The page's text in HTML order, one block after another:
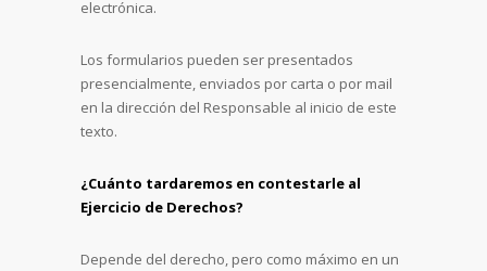
electrónica.
Los formularios pueden ser presentados
presencialmente, enviados por carta o por mail
en la dirección del Responsable al inicio de este
texto.
¿Cuánto tardaremos en contestarle al
Ejercicio de Derechos?
Depende del derecho, pero como máximo en un